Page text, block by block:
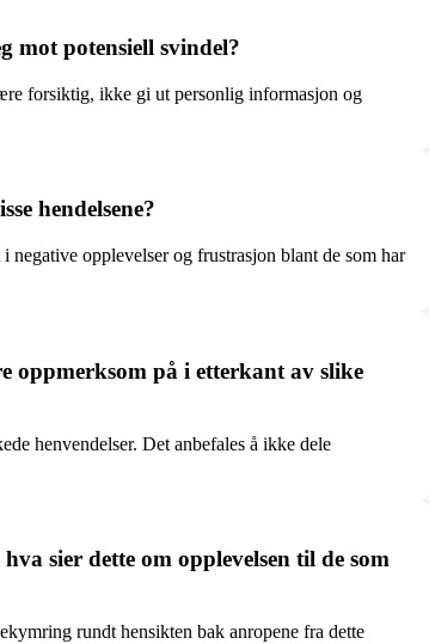
mot potensiell svindel?
forsiktig, ikke gi ut personlig informasjon og
hendelsene?
opplevelser og frustrasjon blant de som har
oppmerksom på i etterkant av slike
henvendelser. Det anbefales å ikke dele
sier dette om opplevelsen til de som
rundt hensikten bak anropene fra dette